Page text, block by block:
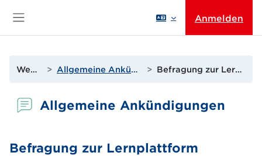
Anmelden
Website Allgemeine Ankündigungen Befragung zur Lernplattform
Allgemeine Ankündigungen
Befragung zur Lernplattform